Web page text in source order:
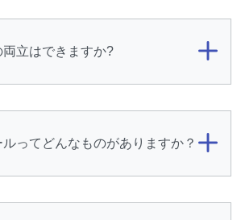
両立はできますか?
ってどんなものがありますか？